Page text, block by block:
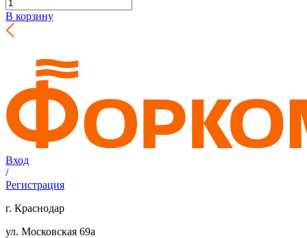
В корзину
Вход
/
Регистрация
г. Краснодар
ул. Московская 69а